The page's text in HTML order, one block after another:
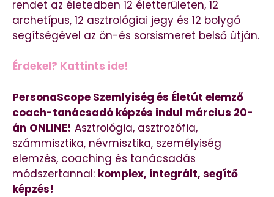
rendet az életedben 12 életterületen, 12
archetípus, 12 asztrológiai jegy és 12 bolygó
segítségével az ön-és sorsismeret belső útján.
Érdekel? Kattints ide!
PersonaScope Szemlyiség és Életút elemző
coach-tanácsadó képzés indul március 20-
án ONLINE! Asztrológia, asztrozófia,
számmisztika, névmisztika, személyiség
elemzés, coaching és tanácsadás
módszertannal: komplex, integrált, segítő
képzés!